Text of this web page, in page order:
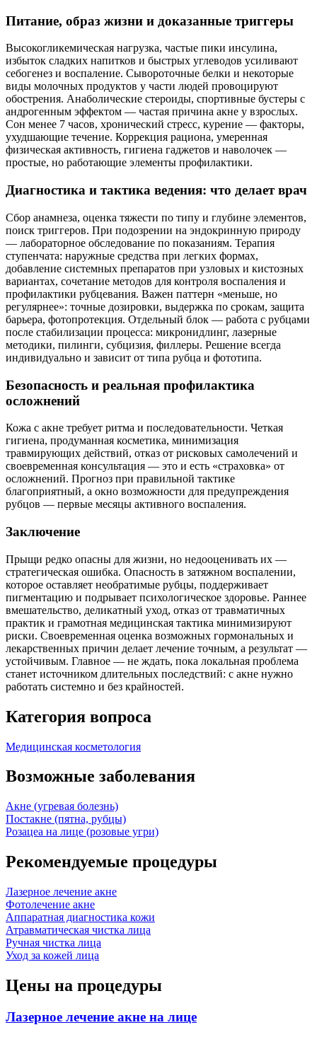
Питание, образ жизни и доказанные триггеры
Высокогликемическая нагрузка, частые пики инсулина,
избыток сладких напитков и быстрых углеводов усиливают
себогенез и воспаление. Сывороточные белки и некоторые
виды молочных продуктов у части людей провоцируют
обострения. Анаболические стероиды, спортивные бустеры с
андрогенным эффектом — частая причина акне у взрослых.
Сон менее 7 часов, хронический стресс, курение — факторы,
ухудшающие течение. Коррекция рациона, умеренная
физическая активность, гигиена гаджетов и наволочек —
простые, но работающие элементы профилактики.
Диагностика и тактика ведения: что делает врач
Сбор анамнеза, оценка тяжести по типу и глубине элементов,
поиск триггеров. При подозрении на эндокринную природу
— лабораторное обследование по показаниям. Терапия
ступенчата: наружные средства при легких формах,
добавление системных препаратов при узловых и кистозных
вариантах, сочетание методов для контроля воспаления и
профилактики рубцевания. Важен паттерн «меньше, но
регулярнее»: точные дозировки, выдержка по срокам, защита
барьера, фотопротекция. Отдельный блок — работа с рубцами
после стабилизации процесса: микронидлинг, лазерные
методики, пилинги, субцизия, филлеры. Решение всегда
индивидуально и зависит от типа рубца и фототипа.
Безопасность и реальная профилактика
осложнений
Кожа с акне требует ритма и последовательности. Четкая
гигиена, продуманная косметика, минимизация
травмирующих действий, отказ от рисковых самолечений и
своевременная консультация — это и есть «страховка» от
осложнений. Прогноз при правильной тактике
благоприятный, а окно возможности для предупреждения
рубцов — первые месяцы активного воспаления.
Заключение
Прыщи редко опасны для жизни, но недооценивать их —
стратегическая ошибка. Опасность в затяжном воспалении,
которое оставляет необратимые рубцы, поддерживает
пигментацию и подрывает психологическое здоровье. Раннее
вмешательство, деликатный уход, отказ от травматичных
практик и грамотная медицинская тактика минимизируют
риски. Своевременная оценка возможных гормональных и
лекарственных причин делает лечение точным, а результат —
устойчивым. Главное — не ждать, пока локальная проблема
станет источником длительных последствий: с акне нужно
работать системно и без крайностей.
Категория вопроса
Медицинская косметология
Возможные заболевания
Акне (угревая болезнь)
Постакне (пятна, рубцы)
Розацеа на лице (розовые угри)
Рекомендуемые процедуры
Лазерное лечение акне
Фотолечение акне
Аппаратная диагностика кожи
Атравматическая чистка лица
Ручная чистка лица
Уход за кожей лица
Цены на процедуры
Лазерное лечение акне на лице